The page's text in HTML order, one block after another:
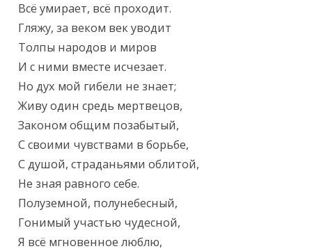
Всё умирает, всё проходит.
Гляжу, за веком век уводит
Толпы народов и миров
И с ними вместе исчезает.
Но дух мой гибели не знает;
Живу один средь мертвецов,
Законом общим позабытый,
С своими чувствами в борьбе,
С душой, страданьями облитой,
Не зная равного себе.
Полуземной, полунебесный,
Гонимый участью чудесной,
Я всё мгновенное люблю,